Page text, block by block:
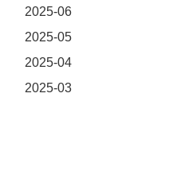
2025-06
2025-05
2025-04
2025-03